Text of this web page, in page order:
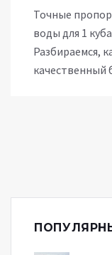
Точные
воды для 1
Разбираемся,
качественный